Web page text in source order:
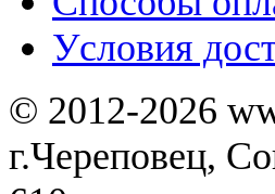
Уcловия
© 2012-2026
г.Череповец,